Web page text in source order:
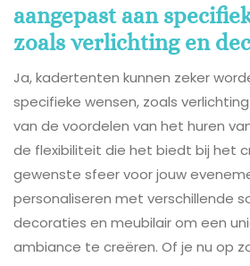
aangepast aan
zoals verlichting en
Ja, kadertenten kunnen zeker
specifieke wensen, zoals
van de voordelen van het huren
de flexibiliteit die het biedt bij het
gewenste sfeer voor jouw
personaliseren met verschillende
decoraties en meubilair om een
ambiance te creëren. Of je nu op